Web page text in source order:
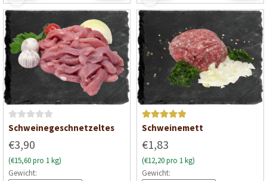
0
v
n
0
v
n
B
w
e
r
Schweinegeschnetzeltes
€3,90
(€15,60 pro 1 kg)
Gewicht:
Bewertet mit
Schweinemett
€1,83
(€12,20 pro 1 kg)
Gewicht: